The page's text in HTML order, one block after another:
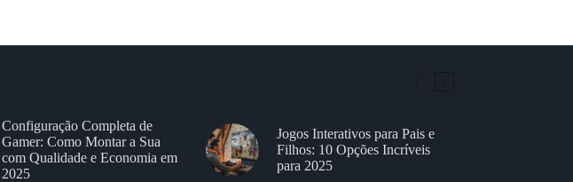
Configuração Completa de
Gamer: Como Montar a Sua
com Qualidade e Economia em
2025
Jogos Interativos para Pais e
Filhos: 10 Opções Incríveis
para 2025